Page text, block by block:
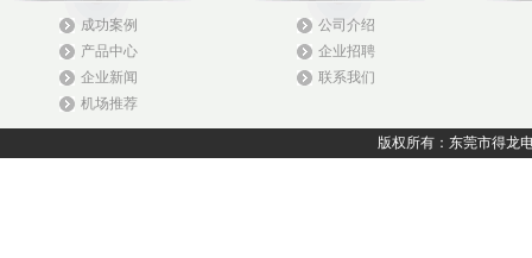
成功案例
产品中心
企业新闻
机场推荐
公司介绍
企业招聘
联系我们
版权所有：东莞市得龙